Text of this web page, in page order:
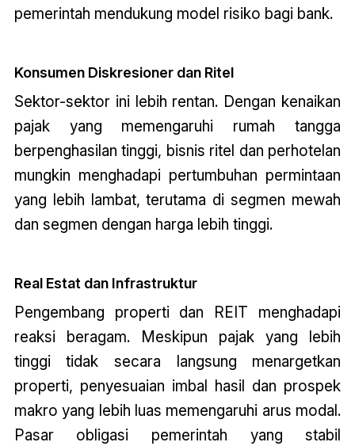
pemerintah mendukung model risiko bagi bank.
Konsumen Diskresioner dan Ritel
Sektor-sektor ini lebih rentan. Dengan kenaikan
pajak yang memengaruhi rumah tangga
berpenghasilan tinggi, bisnis ritel dan perhotelan
mungkin menghadapi pertumbuhan permintaan
yang lebih lambat, terutama di segmen mewah
dan segmen dengan harga lebih tinggi.
Real Estat dan Infrastruktur
Pengembang properti dan REIT menghadapi
reaksi beragam. Meskipun pajak yang lebih
tinggi tidak secara langsung menargetkan
properti, penyesuaian imbal hasil dan prospek
makro yang lebih luas memengaruhi arus modal.
Pasar obligasi pemerintah yang stabil